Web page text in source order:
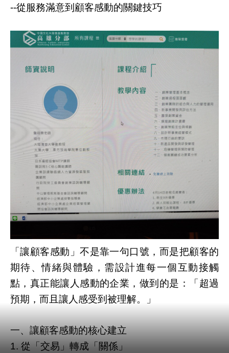
--從服務滿意到顧客感動的關鍵技巧
「讓顧客感動」不是靠一句口號，而是把顧客的
期待、情緒與體驗，需設計進每一個互動接觸
點，真正能讓人感動的企業，做到的是：「超過
預期，而且讓人感受到被理解。」
一、讓顧客感動的核心建立
1. 從「交易」轉成「關係」